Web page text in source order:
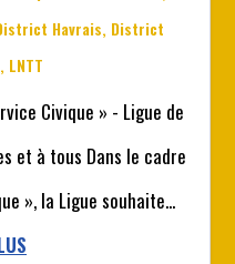
Havrais, District
, LNTT
Civique » - Ligue de
et à tous Dans le cadre
», la Ligue souhaite...